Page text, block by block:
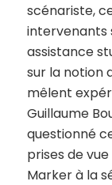
scénariste,
intervenants
assistance
sur la notion
mêlent
Guillaume
questionné
prises de
Marker à la